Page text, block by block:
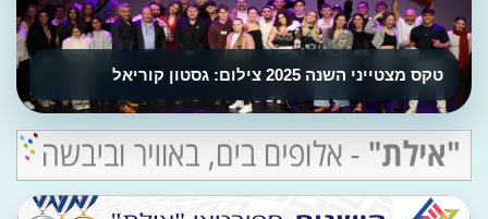
טקס מצטייני השנה 2025 צילום: גסטון קוריאל